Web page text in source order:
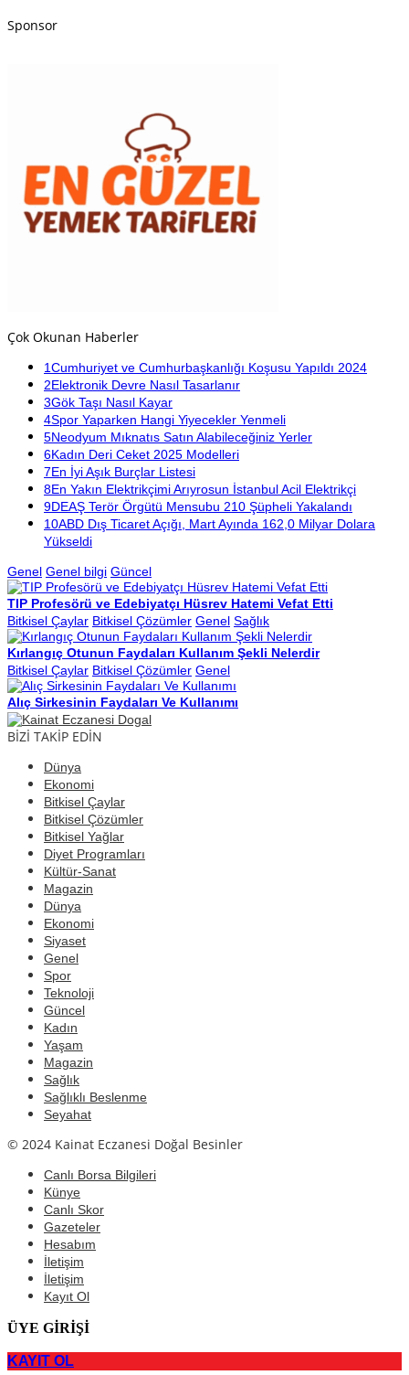
Sponsor
Çok Okunan Haberler
1Cumhuriyet ve Cumhurbaşkanlığı Koşusu Yapıldı 2024
2Elektronik Devre Nasıl Tasarlanır
3Gök Taşı Nasıl Kayar
4Spor Yaparken Hangi Yiyecekler Yenmeli
5Neodyum Mıknatıs Satın Alabileceğiniz Yerler
6Kadın Deri Ceket 2025 Modelleri
7En İyi Aşık Burçlar Listesi
8En Yakın Elektrikçimi Arıyrosun İstanbul Acil Elektrikçi
9DEAŞ Terör Örgütü Mensubu 210 Şüpheli Yakalandı
10ABD Dış Ticaret Açığı, Mart Ayında 162,0 Milyar Dolara
Yükseldi
Genel Genel bilgi Güncel
TIP Profesörü ve Edebiyatçı Hüsrev Hatemi Vefat Etti
Bitkisel Çaylar Bitkisel Çözümler Genel Sağlık
Kırlangıç Otunun Faydaları Kullanım Şekli Nelerdir
Bitkisel Çaylar Bitkisel Çözümler Genel
Alıç Sirkesinin Faydaları Ve Kullanımı
BİZİ TAKİP EDİN
Dünya
Ekonomi
Bitkisel Çaylar
Bitkisel Çözümler
Bitkisel Yağlar
Diyet Programları
Kültür-Sanat
Magazin
Dünya
Ekonomi
Siyaset
Genel
Spor
Teknoloji
Güncel
Kadın
Yaşam
Magazin
Sağlık
Sağlıklı Beslenme
Seyahat
© 2024 Kainat Eczanesi Doğal Besinler
Canlı Borsa Bilgileri
Künye
Canlı Skor
Gazeteler
Hesabım
İletişim
İletişim
Kayıt Ol
ÜYE GİRİŞİ
KAYIT OL